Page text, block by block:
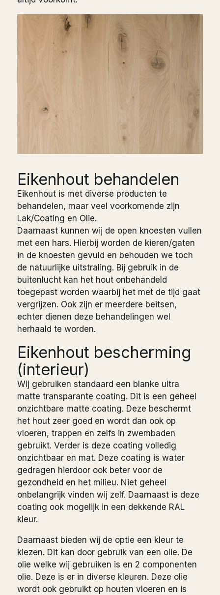
Eikenhout behandelen
Eikenhout is met diverse producten te
behandelen, maar veel voorkomende zijn
Lak/Coating en Olie.
Daarnaast kunnen wij de open knoesten vullen
met een hars. Hierbij worden de kieren/gaten
in de knoesten gevuld en behouden we toch
de natuurlijke uitstraling. Bij gebruik in de
buitenlucht kan het hout onbehandeld
toegepast worden waarbij het met de tijd gaat
vergrijzen. Ook zijn er meerdere beitsen,
echter dienen deze behandelingen wel
herhaald te worden.
Eikenhout bescherming
(interieur)
Wij gebruiken standaard een blanke ultra
matte transparante coating. Dit is een geheel
onzichtbare matte coating. Deze beschermt
het hout zeer goed en wordt dan ook op
vloeren, trappen en zelfs in zwembaden
gebruikt. Verder is deze coating volledig
onzichtbaar en mat. Deze coating is water
gedragen hierdoor ook beter voor de
gezondheid en het milieu. Niet geheel
onbelangrijk vinden wij zelf. Daarnaast is deze
coating ook mogelijk in een dekkende RAL
kleur.
Daarnaast bieden wij de optie een kleur te
kiezen. Dit kan door gebruik van een olie. De
olie welke wij gebruiken is en 2 componenten
olie. Deze is er in diverse kleuren. Deze olie
wordt ook gebruikt op houten vloeren en is